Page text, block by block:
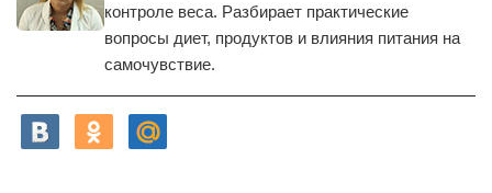
контроле веса. Разбирает практические
вопросы диет, продуктов и влияния питания на
самочувствие.